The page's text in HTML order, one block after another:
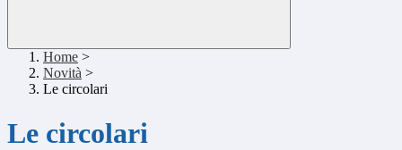
Home >
Novità >
Le circolari
Le circolari